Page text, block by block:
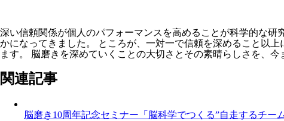
深い信頼関係が個人のパフォーマンスを高めることが科学的な
かになってきました。 ところが、一対一で信頼を深めること以
ます。 脳磨きを深めていくことの大切さとその素晴らしさを、今
関連記事
脳磨き10周年記念セミナー「脳科学でつくる”自走するチー